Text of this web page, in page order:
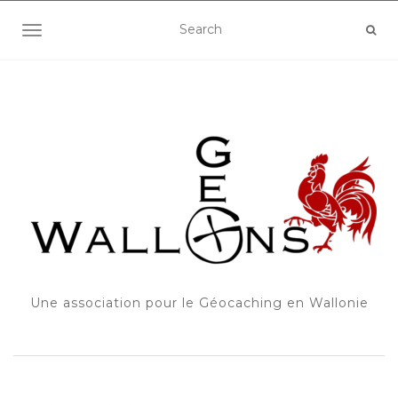
OUVRIR/FERMER LA NAVIGATION
Une association pour le Géocaching en Wallonie